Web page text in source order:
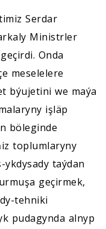
Serdar
Ministrler
Onda
meselelere
býujetini we maýa
işläp
böleginde
toplumlaryny
taýdan
geçirmek,
tehniki
pudagynda alnyp